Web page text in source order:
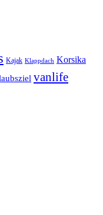
Kajak Klappdach Korsika
vanlife